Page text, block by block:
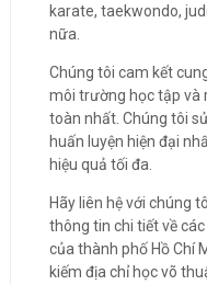
karate, taekwondo,
nữa.
Chúng tôi cam kết
môi trường học tập và
toàn nhất. Chúng tôi
huấn luyện hiện đại
hiệu quả tối đa.
Hãy liên hệ với chúng
thông tin chi tiết về
của thành phố Hồ Chí
kiếm địa chỉ học võ